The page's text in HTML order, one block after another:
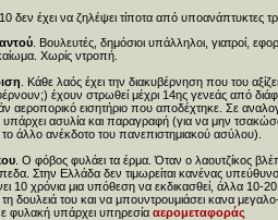
δεν έχει να ζηλέψει τίποτα από υποανάπτυκτες
. Βουλευτές, δημόσιοι υπάλληλοι, γιατροί,
Χωρίς ντροπή.
. Κάθε λαός έχει την διακυβέρνηση που του
έχουν στρωθεί μέχρι 14ης γενεάς από
αεροπορικό εισητήριο που αποδέχτηκε. Σε
υπάρχει ασυλία και παραγραφή (για να μην
άλλο ανέκδοτο του πανεπιστημιακού ασύλου).
. Ο φόβος φυλάει τα έρμα. Όταν ο λαουτζίκος
Στην Ελλάδα δεν τιμωρείται κανένας
10 χρόνια μια υπόθεση να εκδικασθεί, άλλα 10-
τη δουλειά του και να μπουντρουμιάσει κανα
φυλακή υπάρχει υπηρεσία αερομεταφοράς